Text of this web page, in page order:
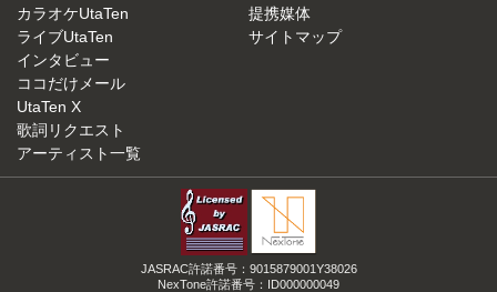
カラオケUtaTen
ライブUtaTen
インタビュー
ココだけメール
UtaTen X
歌詞リクエスト
アーティスト一覧
提携媒体
サイトマップ
JASRAC許諾番号：9015879001Y38026
NexTone許諾番号：ID000000049